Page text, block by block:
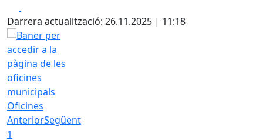
Darrera actualització: 26.11.2025 | 11:18
Oficines
AnteriorSegüent
1